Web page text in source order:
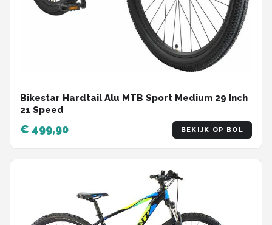
Bikestar Hardtail Alu MTB Sport Medium 29 Inch
21 Speed
€ 499,90 BEKIJK OP BOL